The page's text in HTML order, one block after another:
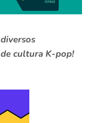
cultura K-pop!